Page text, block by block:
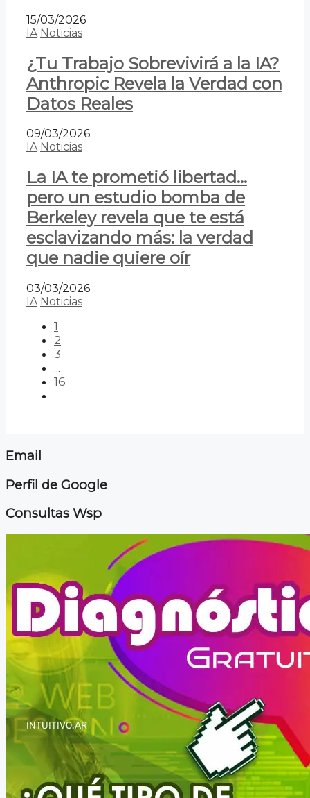
15/03/2026
IA Noticias
¿Tu Trabajo Sobrevivirá a la IA?
Anthropic Revela la Verdad con
Datos Reales
09/03/2026
IA Noticias
La IA te prometió libertad…
pero un estudio bomba de
Berkeley revela que te está
esclavizando más: la verdad
que nadie quiere oír
03/03/2026
IA Noticias
1
2
3
...
16
Email
Perfil de Google
Consultas Wsp